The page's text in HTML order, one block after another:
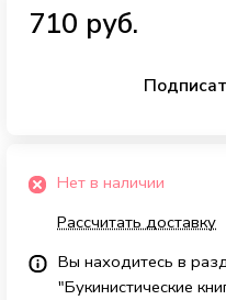
710 руб.
Нет в наличии
Рассчитать доставку
Вы находитесь в
"Букинистические